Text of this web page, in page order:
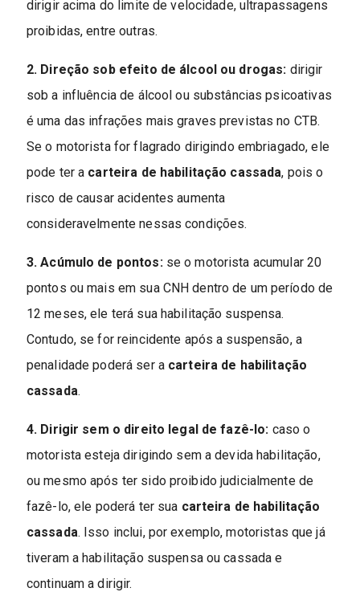
dirigir acima do limite de velocidade, ultrapassagens
proibidas, entre outras.
2. Direção sob efeito de álcool ou drogas: dirigir
sob a influência de álcool ou substâncias psicoativas
é uma das infrações mais graves previstas no CTB.
Se o motorista for flagrado dirigindo embriagado, ele
pode ter a carteira de habilitação cassada, pois o
risco de causar acidentes aumenta
consideravelmente nessas condições.
3. Acúmulo de pontos:se o motorista acumular 20
pontos ou mais em sua CNH dentro de um período de
12 meses, ele terá sua habilitação suspensa.
Contudo, se for reincidente após a suspensão, a
penalidade poderá ser a carteira de habilitação
cassada.
4. Dirigir sem o direito legal de fazê-lo: caso o
motorista esteja dirigindo sem a devida habilitação,
ou mesmo após ter sido proibido judicialmente de
fazê-lo, ele poderá ter sua carteira de habilitação
cassada. Isso inclui, por exemplo, motoristas que já
tiveram a habilitação suspensa ou cassada e
continuam a dirigir.